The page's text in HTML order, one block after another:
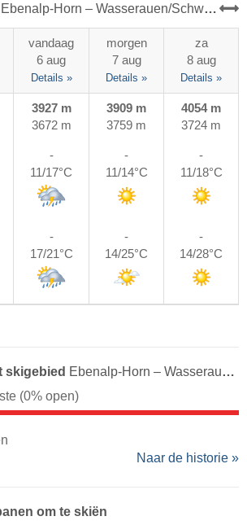
Ebenalp-Horn – Wasserauen/​Schwende
vandaag
6 aug
Details »
morgen
7 aug
Details »
za
8 aug
Details »
3927 m
3672 m
3909 m
3759 m
4054 m
3724 m
-
11/17°C
-
11/14°C
-
11/18°C
-
17/21°C
-
14/25°C
-
14/28°C
skigebied Ebenalp-Horn – Wasserauen/​Schwende
(0% open)
Naar de historie »
om te skiën